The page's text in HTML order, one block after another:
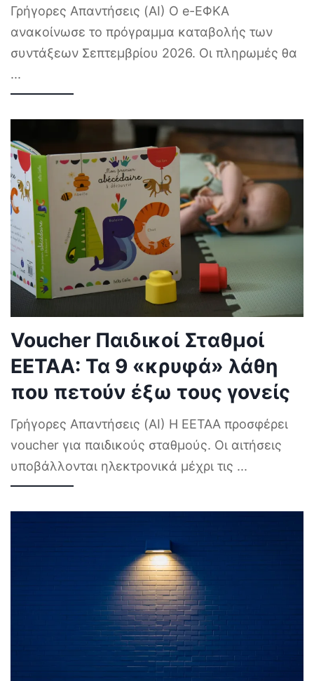
Γρήγορες Απαντήσεις (AI) Ο e-ΕΦΚΑ
ανακοίνωσε το πρόγραμμα καταβολής των
συντάξεων Σεπτεμβρίου 2026. Οι πληρωμές θα
...
Voucher Παιδικοί Σταθμοί
ΕΕΤΑΑ: Τα 9 «κρυφά» λάθη
που πετούν έξω τους γονείς
Γρήγορες Απαντήσεις (AI) Η ΕΕΤΑΑ προσφέρει
voucher για παιδικούς σταθμούς. Οι αιτήσεις
υποβάλλονται ηλεκτρονικά μέχρι τις ...